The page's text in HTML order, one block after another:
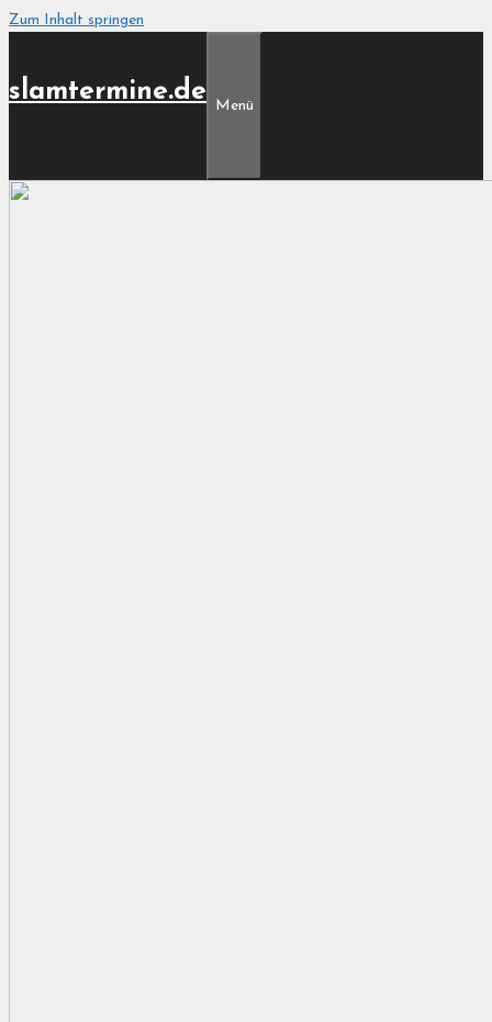
Zum Inhalt springen
slamtermine.de
Menü